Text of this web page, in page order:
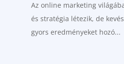
Az online marketing
és stratégia létezik, de
gyors eredményeket hozó...